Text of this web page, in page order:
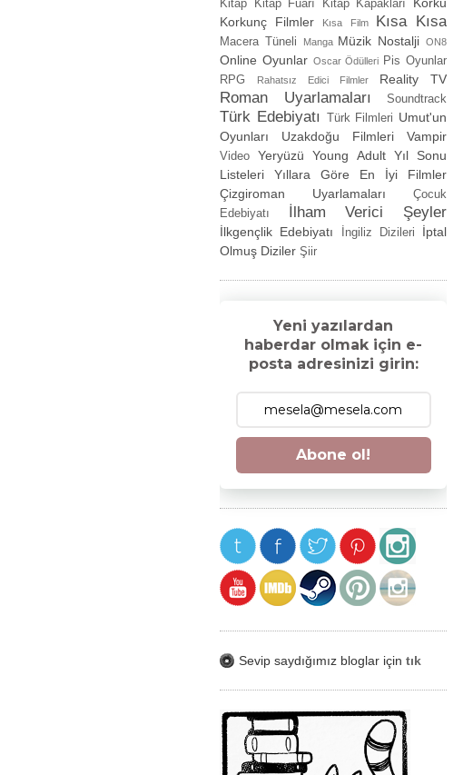
Kitap
Kitap Fuarı Kitap Kapakları
Korkunç Filmler
Kısa Film Kısa Kısa
Macera Tüneli Manga Müzik Nostalji ON8
Online Oyunlar Oscar Ödülleri Pis Oyunlar
RPG
Rahatsız Edici Filmler Reality TV
Roman Uyarlamaları Soundtrack
Türk Edebiyatı Türk Filmleri Umut'un
Oyunları
Uzakdoğu Filmleri Vampir
Video Yeryüzü Young Adult Yıl Sonu
Listeleri
Yıllara Göre En İyi Filmler
Çizgiroman Uyarlamaları
Çocuk
Edebiyatı
İlham Verici Şeyler
İlkgençlik Edebiyatı İngiliz Dizileri
İptal
Olmuş Diziler Şiir
Yeni yazılardan
haberdar olmak için e-
posta adresinizi girin:
Abone ol!
Sevip saydığımız bloglar için tık